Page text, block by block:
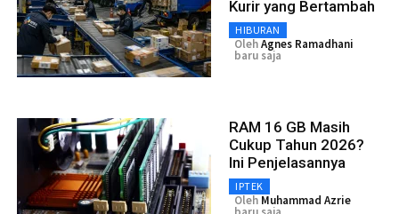
Kurir yang Bertambah
HIBURAN
OlehAgnes Ramadhani
baru saja
RAM 16 GB Masih
Cukup Tahun 2026?
Ini Penjelasannya
IPTEK
Oleh Muhammad Azrie